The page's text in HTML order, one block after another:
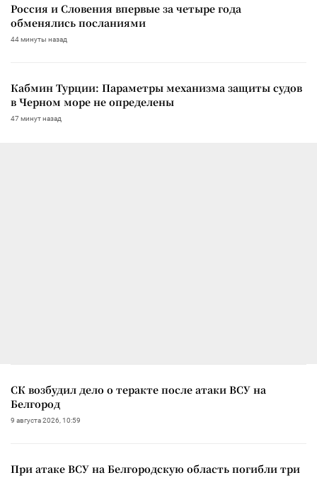
Россия и Словения впервые за четыре года
обменялись посланиями
44 минуты назад
Кабмин Турции: Параметры механизма защиты судов
в Черном море не определены
47 минут назад
СК возбудил дело о теракте после атаки ВСУ на
Белгород
9 августа 2026, 10:59
При атаке ВСУ на Белгородскую область погибли три